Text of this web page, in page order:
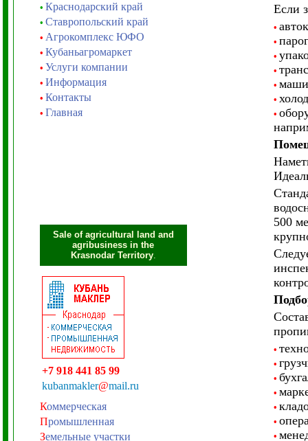
• Краснодарский край
• Ставропольский край
• Агрокомплекс ЮФО
• Кубаньагромаркет
• Услуги компании
• Информация
• Контакты
• Главная
Sale of agricultural land and
agribusiness in the
Krasnodar Territory.
+7 918 441 85 99
kubanmakler@mail.ru
Коммерческая
Промышленная
Земельные участки
Если
•
•
•
•
•
•
•
500
•
•
•
•
•
•
•